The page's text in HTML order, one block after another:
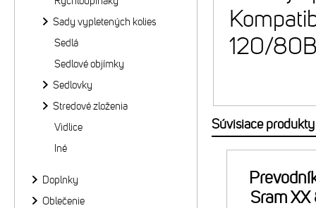
120/
Súvisiace produkty
Sram
Sady vypletených kolies
Sedlá
Sedlové objímky
Sedlovky
Stredové zloženia
Vidlice
Iné
Doplnky
Oblečenie